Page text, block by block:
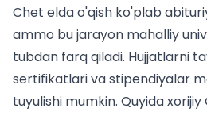
Chet elda o'qish ko'plab
ammo bu jarayon mahalliy
tubdan farq qiladi. Hujjatlarni
sertifikatlari va stipendiyalar
tuyulishi mumkin. Quyida